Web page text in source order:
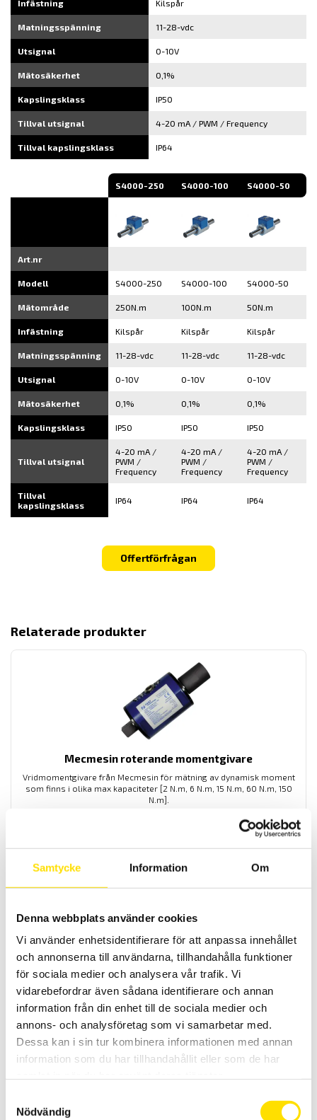
Samtycke Information Om
Denna webbplats använder cookies
Vi använder enhetsidentifierare för att anpassa innehållet
och annonserna till användarna, tillhandahålla funktioner
för sociala medier och analysera vår trafik. Vi
vidarebefordrar även sådana identifierare och annan
information från din enhet till de sociala medier och
annons- och analysföretag som vi samarbetar med.
Dessa kan i sin tur kombinera informationen med annan
information som du har tillhandahållit eller som de har
Nödvändig
Infästning Kilspår
Matningsspänning 11-28-vdc
Utsignal 0-10V
Mätosäkerhet 0,1%
Kapslingsklass IP50
Tillval utsignal 4-20 mA / PWM / Frequency
Tillval kapslingsklass IP64
S4000-250 S4000-100 S4000-50
Art.nr
Modell S4000-250 S4000-100 S4000-50
Mätområde 250N.m 100N.m 50N.m
Infästning Kilspår Kilspår Kilspår
Matningsspänning 11-28-vdc 11-28-vdc 11-28-vdc
Utsignal 0-10V 0-10V 0-10V
Mätosäkerhet 0,1% 0,1% 0,1%
Kapslingsklass IP50 IP50 IP50
Tillval utsignal
4-20 mA /
PWM /
Frequency
4-20 mA /
PWM /
Frequency
4-20 mA /
PWM /
Frequency
Tillval
kapslingsklass
IP64 IP64 IP64
Offertförfrågan
Relaterade produkter
Mecmesin roterande momentgivare
Vridmomentgivare från Mecmesin för mätning av dynamisk moment
som finns i olika max kapaciteter [2 N.m, 6 N.m, 15 N.m, 60 N.m, 150
N.m].
LÄS MER
Sauter Statisk momentgivare DC-Y2
5,800.00KR LÄS MER